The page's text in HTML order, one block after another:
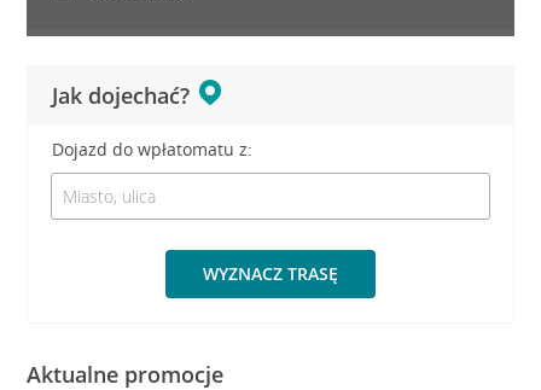
Jak dojechać?
Dojazd do wpłatomatu z:
WYZNACZ TRASĘ
Aktualne promocje